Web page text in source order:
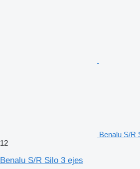
Benalu S/R
12
Benalu S/R Silo 3 ejes